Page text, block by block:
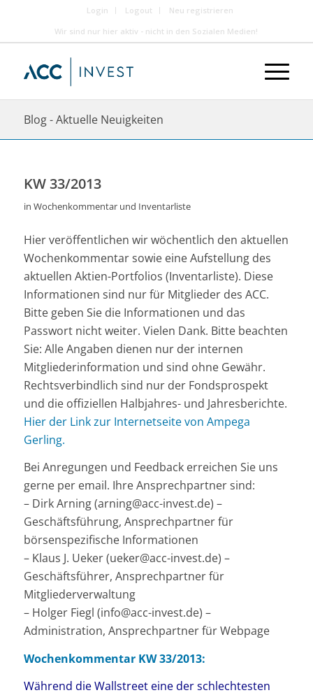
Login Logout
Neu registrieren
Wir sind nur hier aktiv - nicht in den Sozialen Medien!
Blog - Aktuelle Neuigkeiten
KW 33/2013
in Wochenkommentar und Inventarliste
Hier veröffentlichen wir wöchentlich den aktuellen
Wochenkommentar sowie eine Aufstellung des
aktuellen Aktien-Portfolios (Inventarliste). Diese
Informationen sind nur für Mitglieder des ACC.
Bitte geben Sie die Informationen und das
Passwort nicht weiter. Vielen Dank. Bitte beachten
Sie: Alle Angaben dienen nur der internen
Mitgliederinformation und sind ohne Gewähr.
Rechtsverbindlich sind nur der Fondsprospekt
und die offiziellen Halbjahres- und Jahresberichte.
Hier der Link zur Internetseite von Ampega
Gerling.
Bei Anregungen und Feedback erreichen Sie uns
gerne per email. Ihre Ansprechpartner sind:
– Dirk Arning (arning@acc-invest.de) –
Geschäftsführung, Ansprechpartner für
börsenspezifische Informationen
– Klaus J. Ueker (ueker@acc-invest.de) –
Geschäftsführer, Ansprechpartner für
Mitgliederverwaltung
– Holger Fiegl (info@acc-invest.de) –
Administration, Ansprechpartner für Webpage
Wochenkommentar KW 33/2013:
Während die Wallstreet eine der schlechtesten